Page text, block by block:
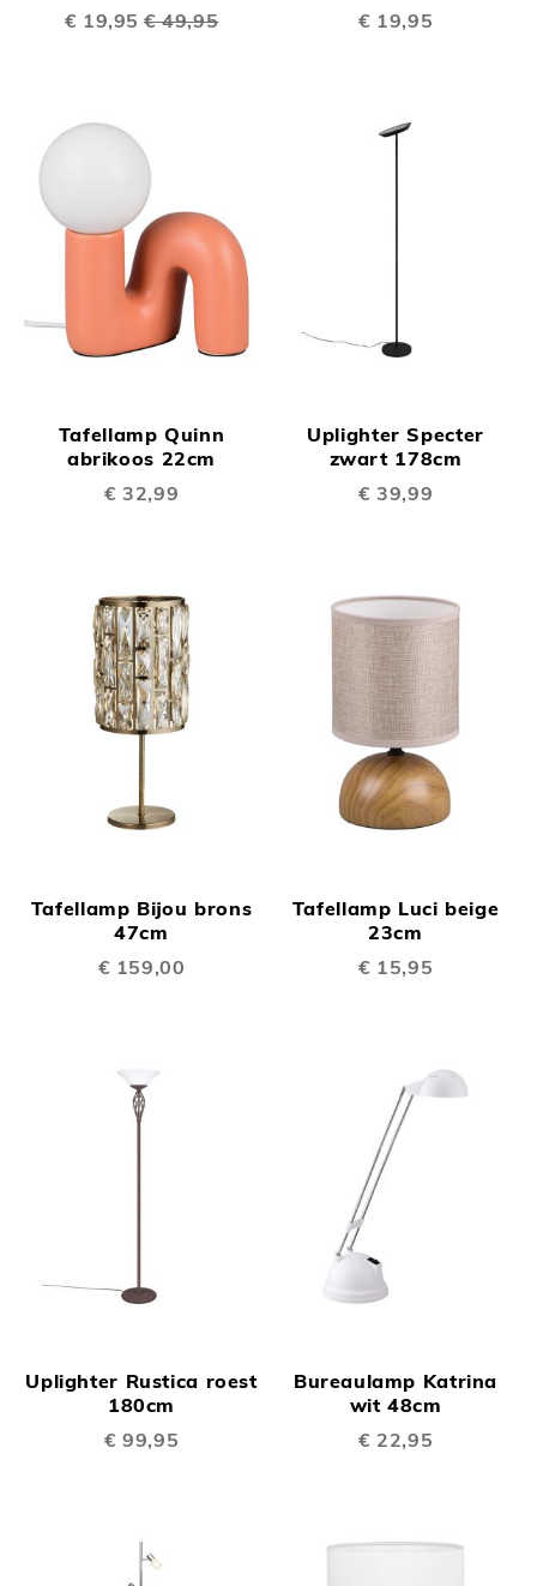
Speciale
€ 19,95 € 49,95
€ 19,95
Tafellamp Quinn
abrikoos 22cm
€ 32,99
Uplighter Specter
zwart 178cm
€ 39,99
Tafellamp Bijou brons
47cm
€ 159,00
Tafellamp Luci beige
23cm
€ 15,95
Uplighter Rustica roest
180cm
€ 99,95
Bureaulamp Katrina
wit 48cm
€ 22,95